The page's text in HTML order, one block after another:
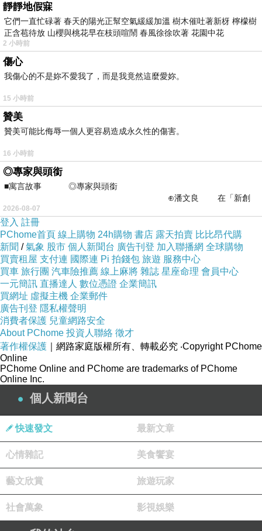
上一篇：
下一篇： 攬勝大橋
2023-06-28 14:18:02
我也來去試試看
版主回應
撿回來再用，不好用。
2023-06-28 20:02:29
WitchVera
2022-12-25 19:21:27
我也好奇uncle寫啥？呵呵
祝福 佳節愉快 闔府安康
版主回應
好好
2023-06-28 20:01:45
早安！兄弟
版主回應
好久不見了，阿哥可好？
2022-10-24 17:25:03
靜靜地假寐
它們一直忙碌著 春天的陽光正幫空氣緩緩加溫 樹木催吐著新枒 檸檬樹
正含苞待放 山櫻與桃花早在枝頭喧鬧 春風徐徐吹著 花園中花
2 小時前
傷心
我傷心的不是妳不愛我了，而是我竟然這麼愛妳。
15 小時前
贊美
贊美可能比侮辱一個人更容易造成永久性的傷害。
16 小時前
◎專家與頭銜
■寓言故事 ◎專家與頭銜
⊕潘文良 在「新創
之谷」裡——
2026-08-07
登入 註冊
PChome首頁 線上購物 24h購物 書店 露天拍賣 比比昂代購
新聞 /氣象 股市 個人新聞台 廣告刊登 加入聯播網 全球購物
買賣租屋 支付連 國際連 Pi 拍錢包 旅遊 服務中心
買車 旅行團 汽車險推薦 線上麻將 雜誌 星座命理 會員中心
一元簡訊 直播達人 數位憑證 企業簡訊
買網址 虛擬主機 企業郵件
廣告刊登 隱私權聲明
消費者保護 兒童網路安全
About PChome 投資人聯絡 徵才
著作權保護 ｜網路家庭版權所有、轉載必究 ‧Copyright PChome
Online
PChome Online and PChome are trademarks of PChome
Online Inc.
個人新聞台
快速發文 最新文章
心情雜記 美食饗宴
藝文欣賞 旅遊玩家
社會萬象 影視娛樂